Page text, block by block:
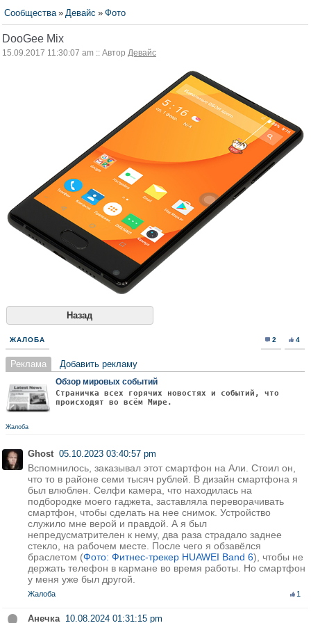
Сообщества » Девайс » Фото
DooGee Mix
15.09.2017 11:30:07 am :: Автор Девайс
Назад
ЖАЛОБА 2 4
Реклама Добавить рекламу
Обзор мировых событий
Страничка всех горячих новостях и событий, что
происходят во всём Мире.
Жалоба
Ghost 05.10.2023 03:40:57 pm
Вспомнилось, заказывал этот смартфон на Али. Стоил он,
что то в районе семи тысяч рублей. В дизайн смартфона я
был влюблен. Селфи камера, что находилась на
подбородке моего гаджета, заставляла переворачивать
смартфон, чтобы сделать на нее снимок. Устройство
служило мне верой и правдой. А я был
непредусматрителен к нему, два раза страдало заднее
стекло, на рабочем месте. После чего я обзавёлся
браслетом (Фото: Фитнес-трекер HUAWEI Band 6), чтобы не
держать телефон в кармане во время работы. Но смартфон
у меня уже был другой.
Жалоба 1
Анечка 10.08.2024 01:31:15 pm